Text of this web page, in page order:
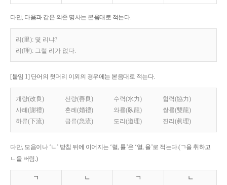
다만, 다음과 같은 의존 명사는 본음대로 적는다.
리(里): 몇 리냐?
리(理): 그럴 리가 없다.
[붙임 1] 단어의 첫머리 이외의 경우에는 본음대로 적는다.
개량(改良) 선량(善良) 수력(水力)
협력(協力)
사례(謝禮)
혼례(婚禮) 와룡(臥龍)
쌍룡(雙龍)
하류(下流)
급류(急流) 도리(道理) 진리(眞理)
다만, 모음이나 ‘ㄴ’ 받침 뒤에 이어지는 ‘렬, 률’은 ‘열, 율’로 적는다.(ㄱ을 취하고
ㄴ을 버림.)
ㄱ ㄴ ㄱ ㄴ